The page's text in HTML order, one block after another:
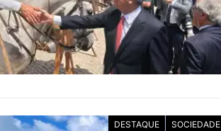
DESTAQUE SOCIEDADE